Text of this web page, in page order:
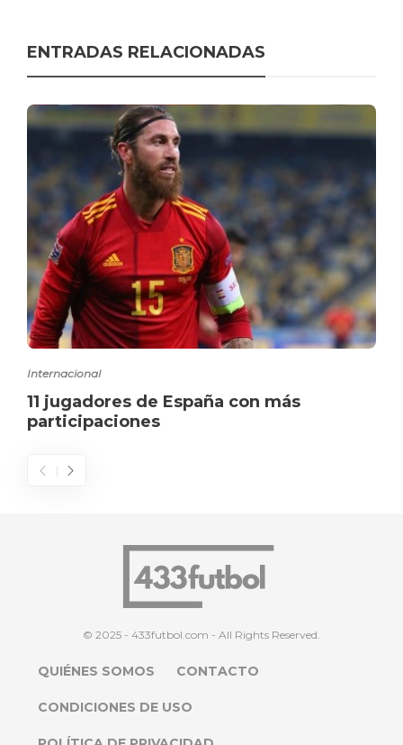
ENTRADAS RELACIONADAS
Internacional
11 jugadores de España con más
participaciones
© 2025 - 433futbol.com - All Rights Reserved.
QUIÉNES SOMOS CONTACTO
CONDICIONES DE USO